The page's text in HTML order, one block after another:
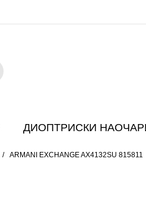
ДИОПТРИСКИ
ARMANI EXCHANGE AX4132SU 815811